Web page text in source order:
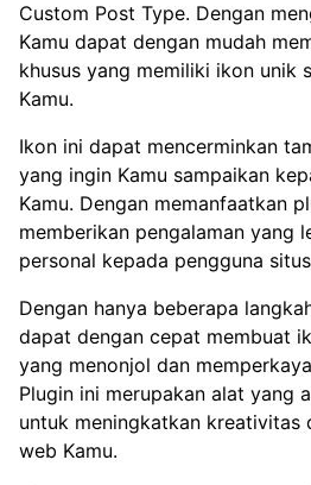
Custom Post Type. Dengan
Kamu dapat dengan mudah
khusus yang memiliki ikon unik
Kamu.
Ikon ini dapat mencerminkan
yang ingin Kamu sampaikan
Kamu. Dengan memanfaatkan
memberikan pengalaman yang
personal kepada pengguna
Dengan hanya beberapa
dapat dengan cepat membuat
yang menonjol dan
Plugin ini merupakan alat yang
untuk meningkatkan kreativitas
web Kamu.